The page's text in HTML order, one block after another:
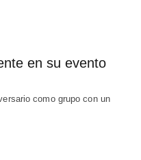
en su evento
como grupo con un